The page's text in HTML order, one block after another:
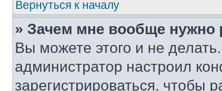
Вернуться к началу
» Зачем мне вообще нужно
Вы можете этого и не
администратор настроил
зарегистрироваться, чтобы